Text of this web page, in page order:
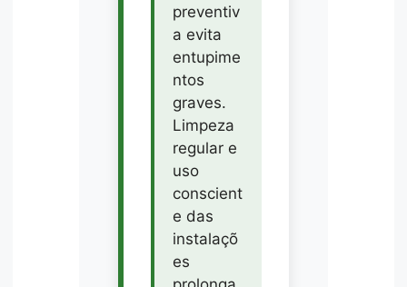
preventiv
a evita
entupime
ntos
graves.
Limpeza
regular e
uso
conscient
e das
instalaçõ
es